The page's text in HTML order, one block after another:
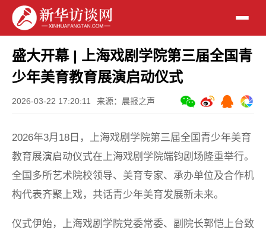
盛大开幕 | 上海戏剧学院第三届全国青
少年美育教育展演启动仪式
2026-03-22 17:20:11 来源：晨报之声
2026年3月18日，上海戏剧学院第三届全国青少年美育
教育展演启动仪式在上海戏剧学院端钧剧场隆重举行。
全国多所艺术院校领导、美育专家、承办单位及合作机
构代表齐聚上戏，共话青少年美育发展新未来。
仪式伊始，上海戏剧学院党委常委、副院长郭恺上台致